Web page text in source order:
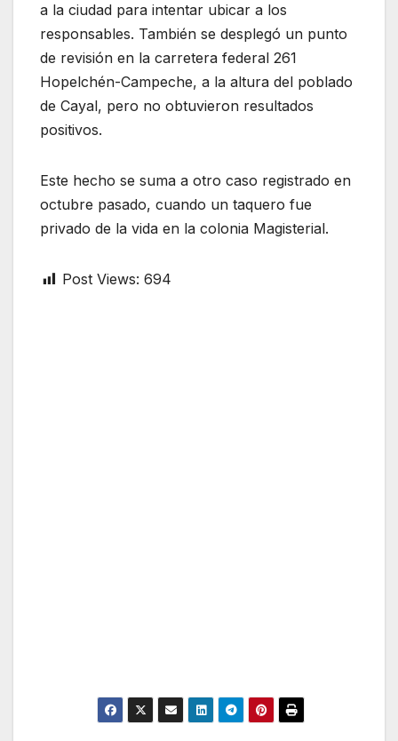
a la ciudad para intentar ubicar a los
responsables. También se desplegó un punto
de revisión en la carretera federal 261
Hopelchén-Campeche, a la altura del poblado
de Cayal, pero no obtuvieron resultados
positivos.
Este hecho se suma a otro caso registrado en
octubre pasado, cuando un taquero fue
privado de la vida en la colonia Magisterial.
Post Views: 694